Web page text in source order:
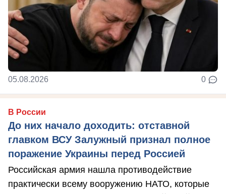
05.08.2026 0
В России
До них начало доходить: отставной
главком ВСУ Залужный признал полное
поражение Украины перед Россией
Российская армия нашла противодействие
практически всему вооружению НАТО, которые